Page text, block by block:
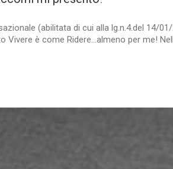
(abilitata di cui alla lg.n.4.del 14/
Vivere è come Ridere...almeno per me!